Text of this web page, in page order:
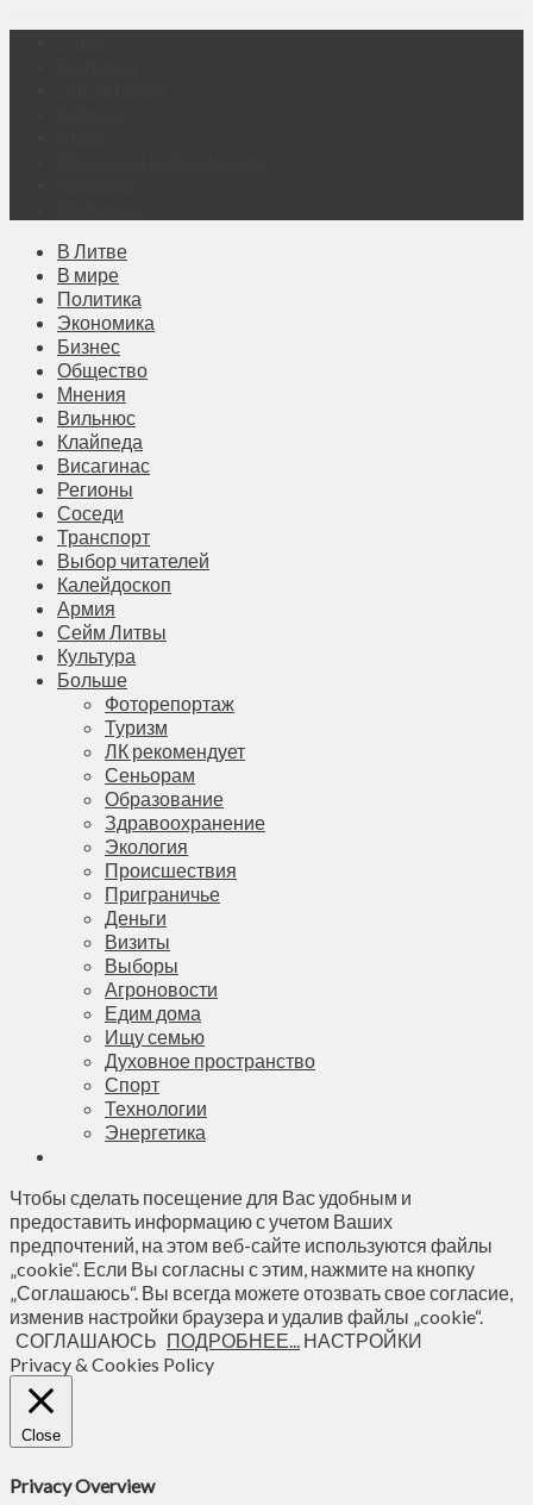
В Литве
В мире
Политика
Экономика
Бизнес
Общество
Мнения
Вильнюс
Клайпеда
Висагинас
Регионы
Соседи
Транспорт
Выбор читателей
Калейдоскоп
Армия
Сейм Литвы
Культура
Больше
Фоторепортаж
Туризм
ЛК рекомендует
Сеньорам
Образование
Здравоохранение
Экология
Происшествия
Приграничье
Деньги
Визиты
Выборы
Агроновости
Едим дома
Ищу семью
Духовное пространство
Спорт
Технологии
Энергетика
Чтобы сделать посещение для Вас удобным и
предоставить информацию с учетом Ваших
предпочтений, на этом веб-сайте используются файлы
„cookie“. Если Вы согласны с этим, нажмите на кнопку
„Соглашаюсь“. Вы всегда можете отозвать свое согласие,
изменив настройки браузера и удалив файлы „cookie“.
СОГЛАШАЮСЬ ПОДРОБНЕЕ... НАСТРОЙКИ
Privacy & Cookies Policy
Close
Privacy Overview